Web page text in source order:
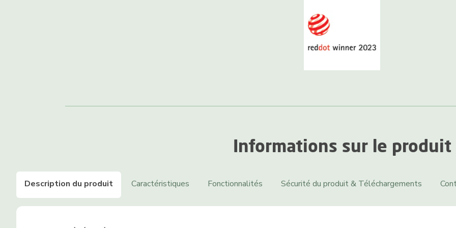
Informations sur le produit
Description du produit Caractéristiques Fonctionnalités Sécurité du produit & Téléchargements